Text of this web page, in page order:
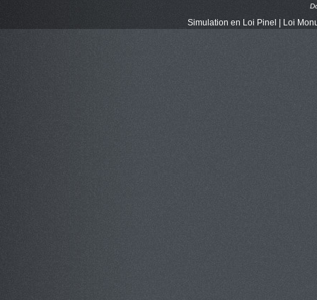
Simulation en Loi Pinel Loi